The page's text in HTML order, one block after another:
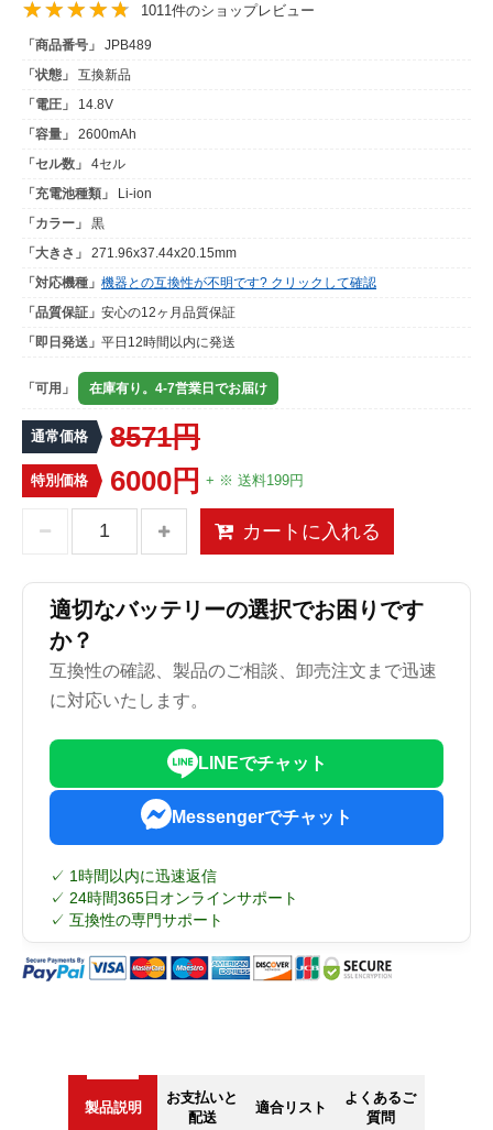
1011件のショップレビュー
「商品番号」
JPB489
「状態」
互換新品
「電圧」
14.8V
「容量」
2600mAh
「セル数」
4セル
「充電池種類」
Li-ion
「カラー」
黒
「大きさ」
271.96x37.44x20.15mm
「対応機種」 機器との互換性が不明です? クリックして確認
「品質保証」 安心の12ヶ月品質保証
「即日発送」 平日12時間以内に発送
「可用」 在庫有り。4-7営業日でお届け
通常価格 8571円
特別価格 6000円 + ※ 送料199円
カートに入れる
適切なバッテリーの選択でお困りです
か？
互換性の確認、製品のご相談、卸売注文まで迅速
に対応いたします。
LINEでチャット
Messengerでチャット
✓ 1時間以内に迅速返信
✓ 24時間365日オンラインサポート
✓ 互換性の専門サポート
製品説明
お支払いと
配送
適合リスト
よくあるご
質問